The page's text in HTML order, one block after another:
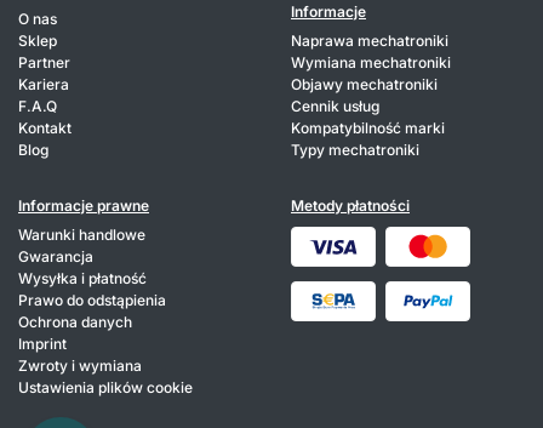
O nas
Sklep
Partner
Kariera
F.A.Q
Kontakt
Blog
Informacje
Naprawa mechatroniki
Wymiana mechatroniki
Objawy mechatroniki
Cennik usług
Kompatybilność marki
Typy mechatroniki
Informacje prawne
Warunki handlowe
Gwarancja
Wysyłka i płatność
Prawo do odstąpienia
Ochrona danych
Imprint
Zwroty i wymiana
Ustawienia plików cookie
Metody płatności